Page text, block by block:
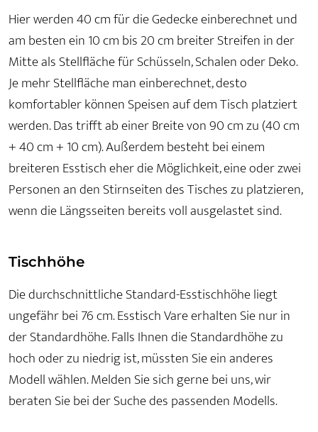
Hier werden 40 cm für die Gedecke einberechnet und
am besten ein 10 cm bis 20 cm breiter Streifen in der
Mitte als Stellfläche für Schüsseln, Schalen oder Deko.
Je mehr Stellfläche man einberechnet, desto
komfortabler können Speisen auf dem Tisch platziert
werden. Das trifft ab einer Breite von 90 cm zu (40 cm
+ 40 cm + 10 cm). Außerdem besteht bei einem
breiteren Esstisch eher die Möglichkeit, eine oder zwei
Personen an den Stirnseiten des Tisches zu platzieren,
wenn die Längsseiten bereits voll ausgelastet sind.
Tischhöhe
Die durchschnittliche Standard-Esstischhöhe liegt
ungefähr bei 76 cm. Esstisch Vare erhalten Sie nur in
der Standardhöhe. Falls Ihnen die Standardhöhe zu
hoch oder zu niedrig ist, müssten Sie ein anderes
Modell wählen. Melden Sie sich gerne bei uns, wir
beraten Sie bei der Suche des passenden Modells.